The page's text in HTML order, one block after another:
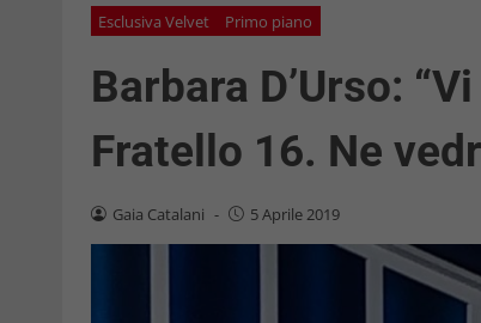
Esclusiva Velvet Primo piano
Barbara D’Urso:
Fratello 16. Ne
Gaia Catalani - 5 Aprile 2019